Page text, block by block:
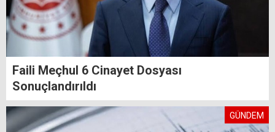
Faili Meçhul 6 Cinayet Dosyası
Sonuçlandırıldı
GÜNDEM